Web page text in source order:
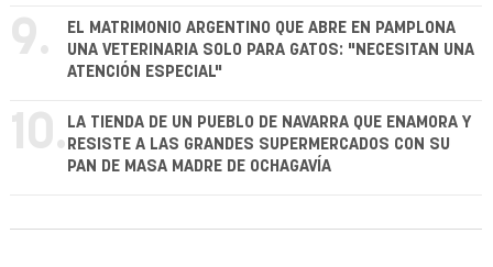
9.
EL MATRIMONIO ARGENTINO QUE ABRE EN PAMPLONA
UNA VETERINARIA SOLO PARA GATOS: "NECESITAN UNA
ATENCIÓN ESPECIAL"
10. LA TIENDA DE UN PUEBLO DE NAVARRA QUE ENAMORA Y
RESISTE A LAS GRANDES SUPERMERCADOS CON SU
PAN DE MASA MADRE DE OCHAGAVÍA